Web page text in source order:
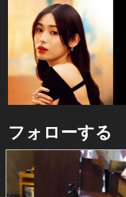
フォローする